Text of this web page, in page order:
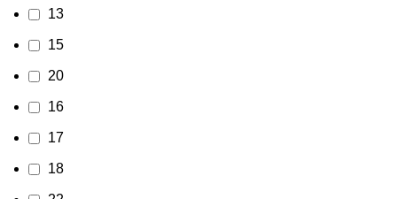
13
15
20
16
17
18